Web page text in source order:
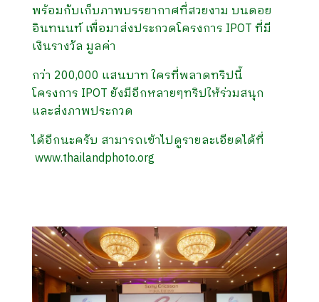
พร้อมกับเก็บภาพบรรยากาศที่สวยงาม บนดอย
อินทนนท์ เพื่อมาส่งประกวดโครงการ IPOT ที่มี
เงินรางวัล มูลค่า
กว่า 200,000 แสนบาท ใครที่พลาดทริปนี้
โครงการ IPOT ยังมีอีกหลายๆทริปให้ร่วมสนุก
และส่งภาพประกวด
ได้อีกนะครับ สามารถเข้าไปดูรายละเอียดได้ที่
www.thailandphoto.org